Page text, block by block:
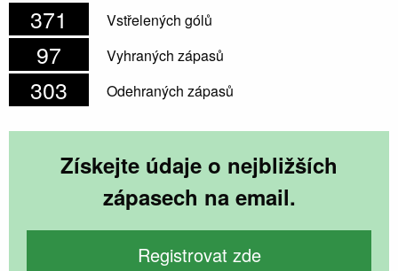
371 Vstřelených gólů
97 Vyhraných zápasů
303 Odehraných zápasů
Získejte údaje o nejbližších
zápasech na email.
Registrovat zde